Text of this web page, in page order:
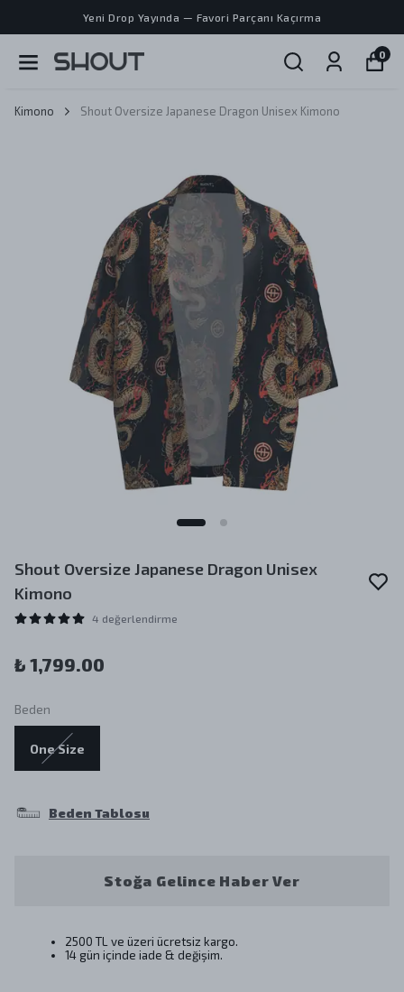
Yeni Drop Yayında — Favori Parçanı Kaçırma
0
Kimono Shout Oversize Japanese Dragon Unisex Kimono
Shout Oversize Japanese Dragon Unisex
Kimono
4 değerlendirme
₺ 1,799.00
Beden
One Size
Beden Tablosu
Stoğa Gelince Haber Ver
2500 TL ve üzeri ücretsiz kargo.
14 gün içinde iade & değişim.